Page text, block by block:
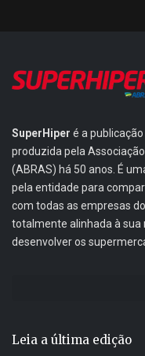
SuperHiper é a
produzida pela
(ABRAS) há 50 anos. É
pela entidade para
com todas as empresas
totalmente alinhada à sua
desenvolver os
Leia a última edição